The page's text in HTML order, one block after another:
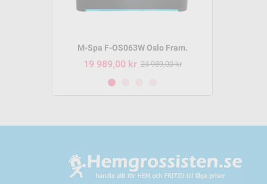
M-Spa F-OS063W Oslo Fram.
19 989,00 kr 24 989,00 kr